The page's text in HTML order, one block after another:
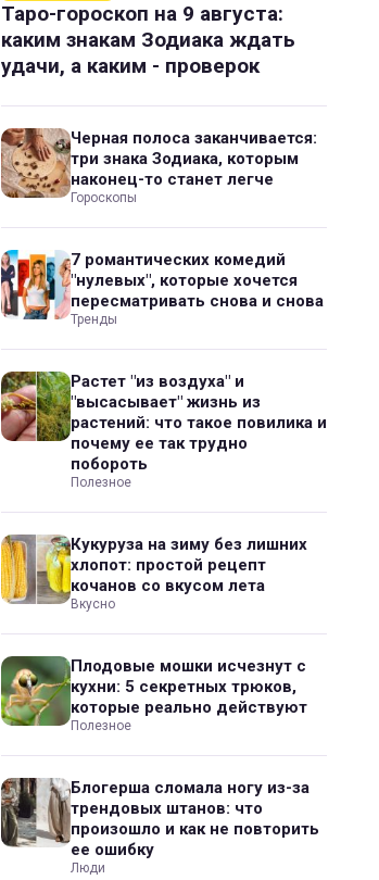
Таро-гороскоп на 9 августа:
каким знакам Зодиака ждать
удачи, а каким - проверок
Черная полоса заканчивается:
три знака Зодиака, которым
наконец-то станет легче
Гороскопы
7 романтических комедий
"нулевых", которые хочется
пересматривать снова и снова
Тренды
Растет "из воздуха" и
"высасывает" жизнь из
растений: что такое повилика и
почему ее так трудно
побороть
Полезное
Кукуруза на зиму без лишних
хлопот: простой рецепт
кочанов со вкусом лета
Вкусно
Плодовые мошки исчезнут с
кухни: 5 секретных трюков,
которые реально действуют
Полезное
Блогерша сломала ногу из-за
трендовых штанов: что
произошло и как не повторить
ее ошибку
Люди